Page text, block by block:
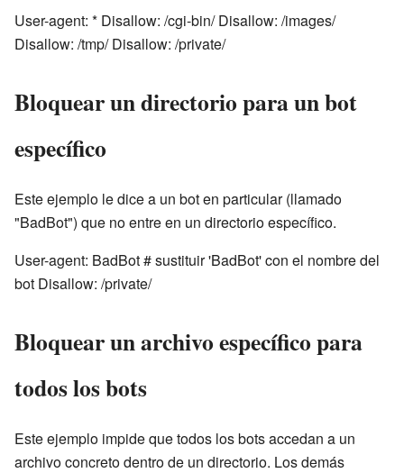
User-agent: * Disallow: /cgi-bin/ Disallow: /images/
Disallow: /tmp/ Disallow: /private/
Bloquear un directorio para un bot
específico
Este ejemplo le dice a un bot en particular (llamado
"BadBot") que no entre en un directorio específico.
User-agent: BadBot # sustituir 'BadBot' con el nombre del
bot Disallow: /private/
Bloquear un archivo específico para
todos los bots
Este ejemplo impide que todos los bots accedan a un
archivo concreto dentro de un directorio. Los demás